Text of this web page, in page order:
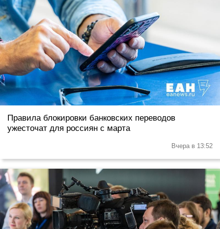
Правила блокировки банковских переводов
ужесточат для россиян с марта
Вчера в 13:52